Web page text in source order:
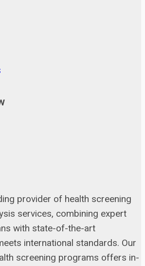
provider of health screening
services, combining expert
with state-of-the-art
international standards. Our
screening programs offers in-